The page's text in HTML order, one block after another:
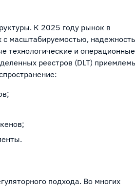
К 2025 году рынок в
с масштабируемостью,
технологические и операционные
реестров (DLT)
подхода. Во многих